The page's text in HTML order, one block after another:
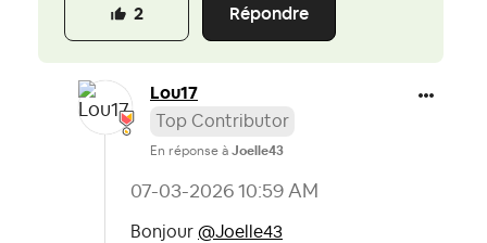
Répondre
2
Lou17
Top Contributor
En réponse à Joelle43
‎07-03-2026 10:59 AM
Bonjour @Joelle43